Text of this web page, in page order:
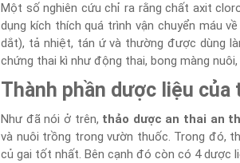
Một số nghiên cứu chỉ ra rằng chất axit
dụng kích thích quá trình vận chuyển máu về
dắt), tả nhiệt, tán ứ và thường được dùng
chứng thai kì như động thai, bong màng nuôi,
Thành phần dược liệu của
Như đã nói ở trên, thảo dược an thai an
và nuôi trồng trong vườn thuốc. Trong đó,
củ gai tốt nhất. Bên cạnh đó còn có 4 dược